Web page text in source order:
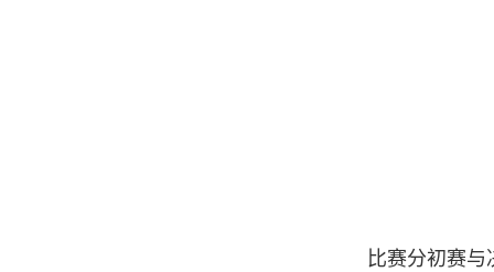
比赛分初赛与